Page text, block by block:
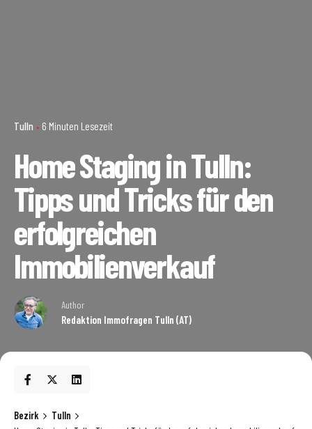
Tulln 6 Minuten Lesezeit
Home Staging in Tulln:
Tipps und Tricks für den
erfolgreichen
Immobilienverkauf
Author
Redaktion Immofragen Tulln (AT)
Bezirk
Tulln